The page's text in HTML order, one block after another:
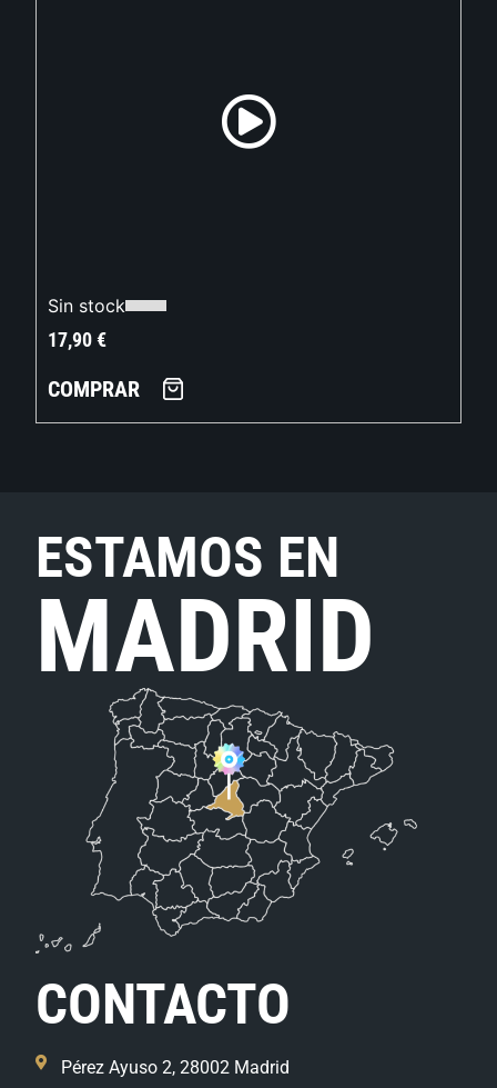
Sin stock
17,90€
COMPRAR
ESTAMOS EN
MADRID
CONTACTO
Pérez Ayuso 2, 28002 Madrid